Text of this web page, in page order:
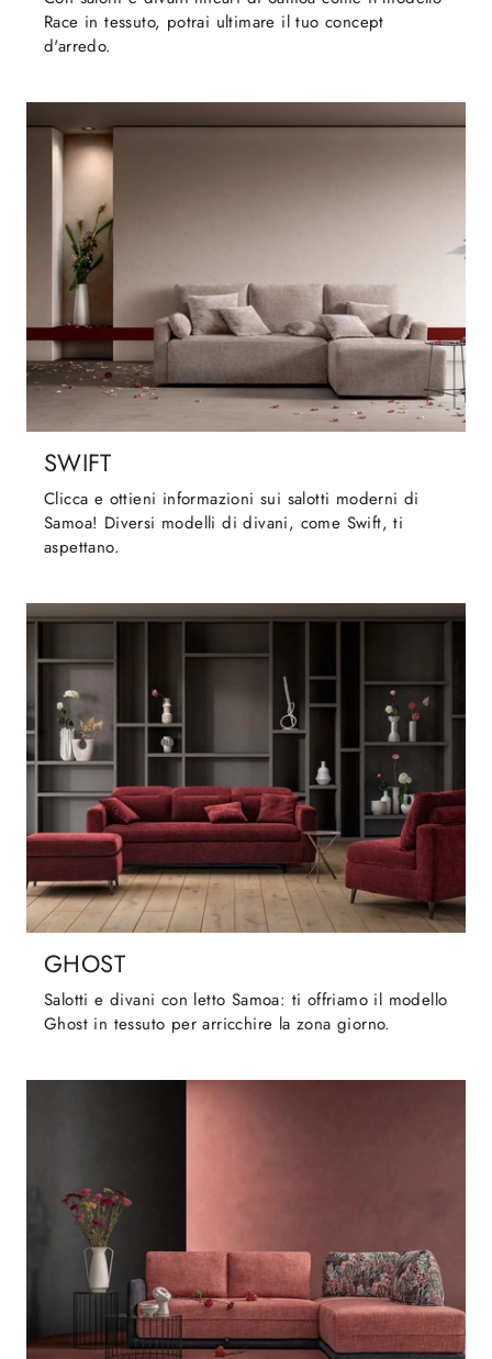
Race in tessuto, potrai ultimare il tuo concept
d'arredo.
SWIFT
Clicca e ottieni informazioni sui salotti moderni di
Samoa! Diversi modelli di divani, come Swift, ti
aspettano.
GHOST
Salotti e divani con letto Samoa: ti offriamo il modello
Ghost in tessuto per arricchire la zona giorno.